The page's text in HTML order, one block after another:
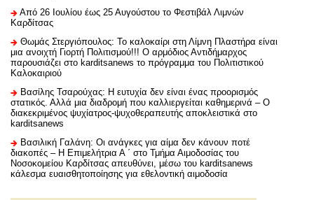
Από 26 Ιουλίου έως 25 Αυγούστου το Φεστιβάλ Λιμνών
Καρδίτσας
Θωμάς Στεργιόπουλος: Το καλοκαίρι στη Λίμνη Πλαστήρα είναι
μια ανοιχτή Γιορτή Πολιτισμού!!! Ο αρμόδιος Αντιδήμαρχος
παρουσιάζει στο karditsanews το πρόγραμμα του Πολιτιστικού
Καλοκαιριού
Βασίλης Τσαρούχας: Η ευτυχία δεν είναι ένας προορισμός
στατικός. Αλλά μια διαδρομή που καλλιεργείται καθημερινά – Ο
διακεκριμένος ψυχίατρος-ψυχοθεραπευτής αποκλειστικά στο
karditsanews
Βασιλική Γαλάνη: Οι ανάγκες για αίμα δεν κάνουν ποτέ
διακοπές – Η Επιμελήτρια Α ΄ στο Τμήμα Αιμοδοσίας του
Νοσοκομείου Καρδίτσας απευθύνει, μέσω του karditsanews
κάλεσμα ευαισθητοποίησης για εθελοντική αιμοδοσία